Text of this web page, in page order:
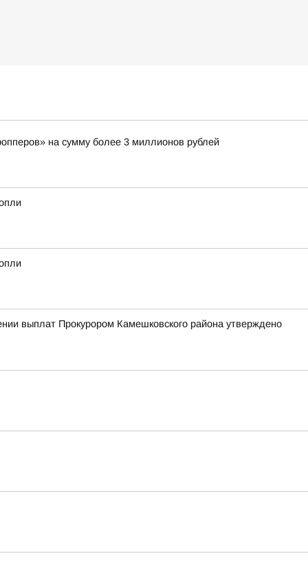
на сумму более 3 миллионов рублей
выплат Прокурором Камешковского района утверждено